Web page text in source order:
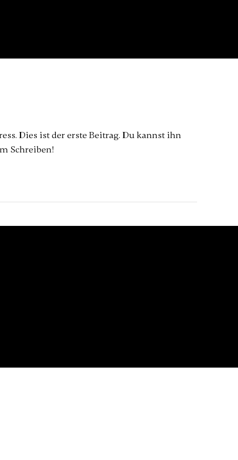
Dies ist der erste Beitrag. Du kannst ihn
Schreiben!